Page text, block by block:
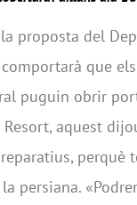
la proposta del
que
puguin obrir
aquest
perquè
persiana.